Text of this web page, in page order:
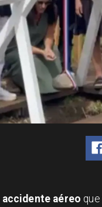
aéreo